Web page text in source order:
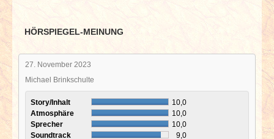
HÖRSPIEGEL-MEINUNG
27. November 2023
Michael Brinkschulte
Story/Inhalt
10,0
Atmosphäre
10,0
Sprecher
10,0
Soundtrack
9,0